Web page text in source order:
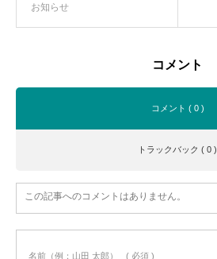
お知らせ
コメント
コメント ( 0 )
トラックバック ( 0 )
この記事へのコメントはありません。
名前（例：山田 太郎） ( 必須 )